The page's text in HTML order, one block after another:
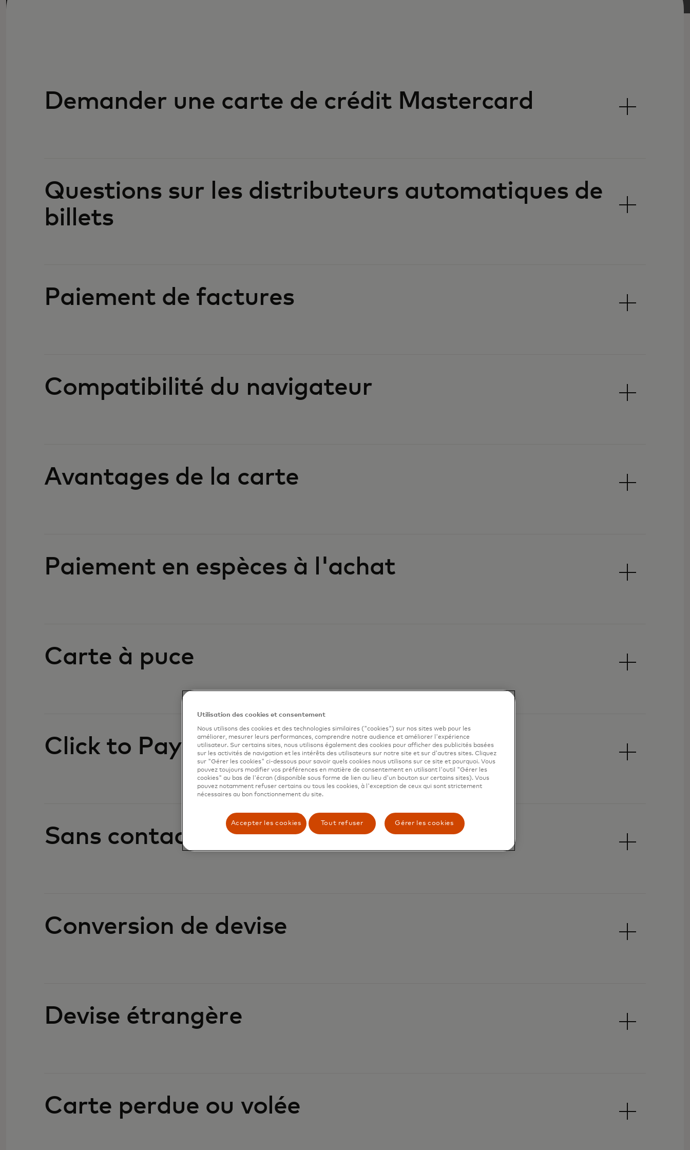
Demander une carte de crédit Mastercard
Questions sur les distributeurs automatiques de
billets
Paiement de factures
Compatibilité du navigateur
Avantages de la carte
Paiement en espèces à l'achat
Carte à puce
Click to Pay
Sans contact
Conversion de devise
Devise étrangère
Carte perdue ou volée
Utilisation des cookies et consentement
Nous utilisons des cookies et des technologies similaires ("cookies") sur nos sites web pour les
améliorer, mesurer leurs performances, comprendre notre audience et améliorer l'expérience
utilisateur. Sur certains sites, nous utilisons également des cookies pour afficher des publicités basées
sur les activités de navigation et les intérêts des utilisateurs sur notre site et sur d'autres sites. Cliquez
sur "Gérer les cookies" ci-dessous pour savoir quels cookies nous utilisons sur ce site et pourquoi. Vous
pouvez toujours modifier vos préférences en matière de consentement en utilisant l'outil "Gérer les
cookies" au bas de l'écran (disponible sous forme de lien au lieu d'un bouton sur certains sites). Vous
pouvez notamment refuser certains ou tous les cookies, à l'exception de ceux qui sont strictement
nécessaires au bon fonctionnement du site.
Accepter les cookies Tout refuser Gérer les cookies